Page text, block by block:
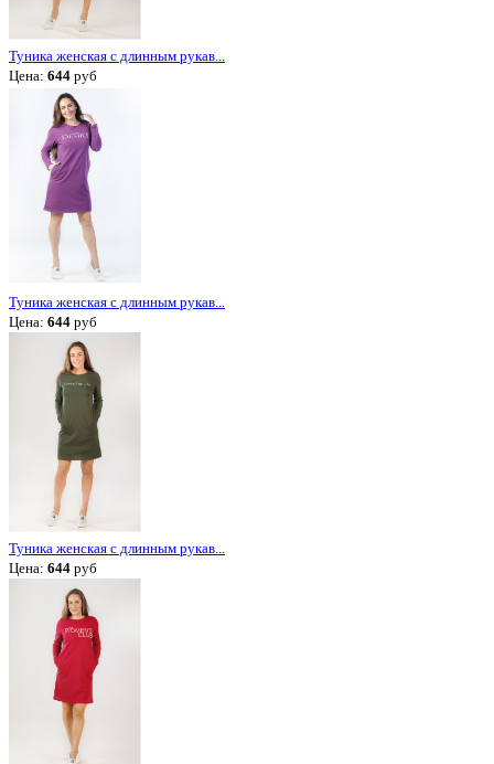
Туника женская с длинным рукав...
Цена: 644 руб
Туника женская с длинным рукав...
Цена: 644 руб
Туника женская с длинным рукав...
Цена: 644 руб